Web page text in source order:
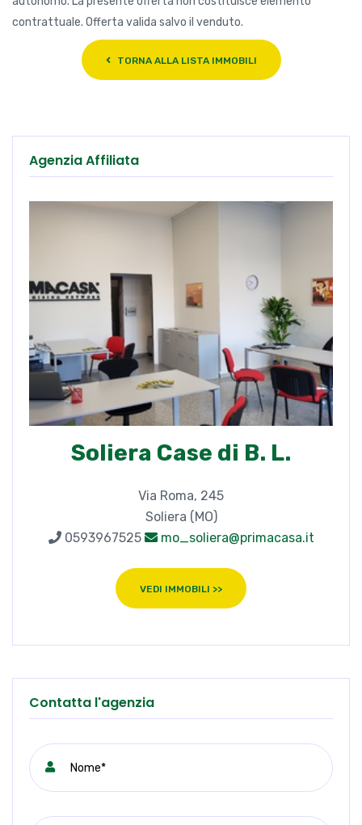
contrattuale. Offerta valida salvo il venduto.
TORNA ALLA LISTA IMMOBILI
Agenzia Affiliata
Soliera Case di B. L.
Via Roma, 245
Soliera (MO)
0593967525
mo_soliera@primacasa.it
VEDI IMMOBILI >>
Contatta l'agenzia